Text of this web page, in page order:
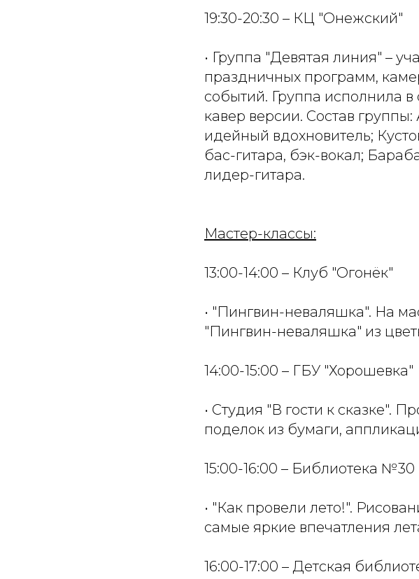
19:30-20:30 – КЦ "Онежский"
• Группа "Девятая линия" –
праздничных программ,
событий. Группа исполнила
кавер версии. Состав
идейный вдохновитель;
бас-гитара, бэк-вокал;
лидер-гитара.
Мастер-классы:
13:00-14:00 – Клуб "Огонёк"
• "Пингвин-неваляшка". На
"Пингвин-неваляшка" из
14:00-15:00 – ГБУ "Хорошевка"
• Студия "В гости к сказке".
поделок из бумаги,
15:00-16:00 – Библиотека №30
• "Как провели лето!".
самые яркие впечатления
16:00-17:00 – Детская